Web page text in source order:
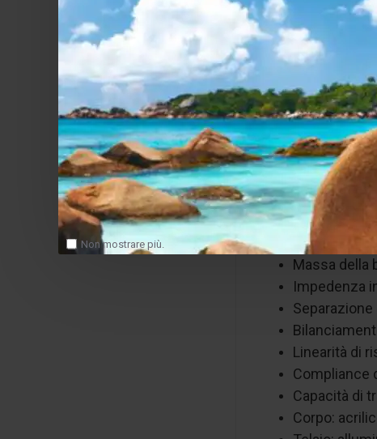
Non mostrare più.
bassa e media.
Tipologia:
Tensione di
Risposta in
Forza di
Carico
Cantilever:
Stilo:
Materiale
Massa della
Impedenza
Separazione
Linearità di
Compliance
Capacità di
Corpo: